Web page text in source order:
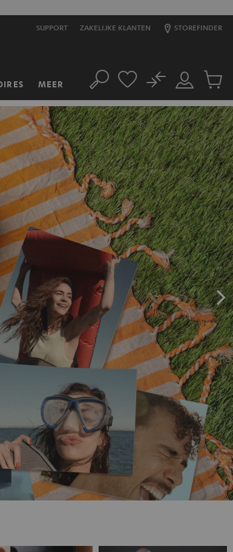
SUPPORT ZAKELIJKE KLANTEN STOREFINDER
MEER Zoeken
Mijn
account
No